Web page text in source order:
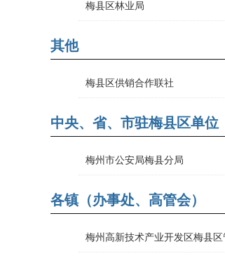
梅县区林业局
其他
梅县区供销合作联社
中央、省、市驻梅县区单位
梅州市公安局梅县分局
各镇（办事处、高管会）
梅州高新技术产业开发区梅县